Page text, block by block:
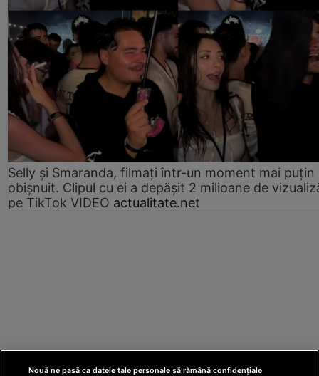
Selly și Smaranda, filmați într-un moment mai puțin
obișnuit. Clipul cu ei a depășit 2 milioane de
pe TikTok VIDEO actualitate.net
Nouă ne pasă ca datele tale personale să rămână confidențiale